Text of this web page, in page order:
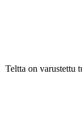
Teltta on varustettu